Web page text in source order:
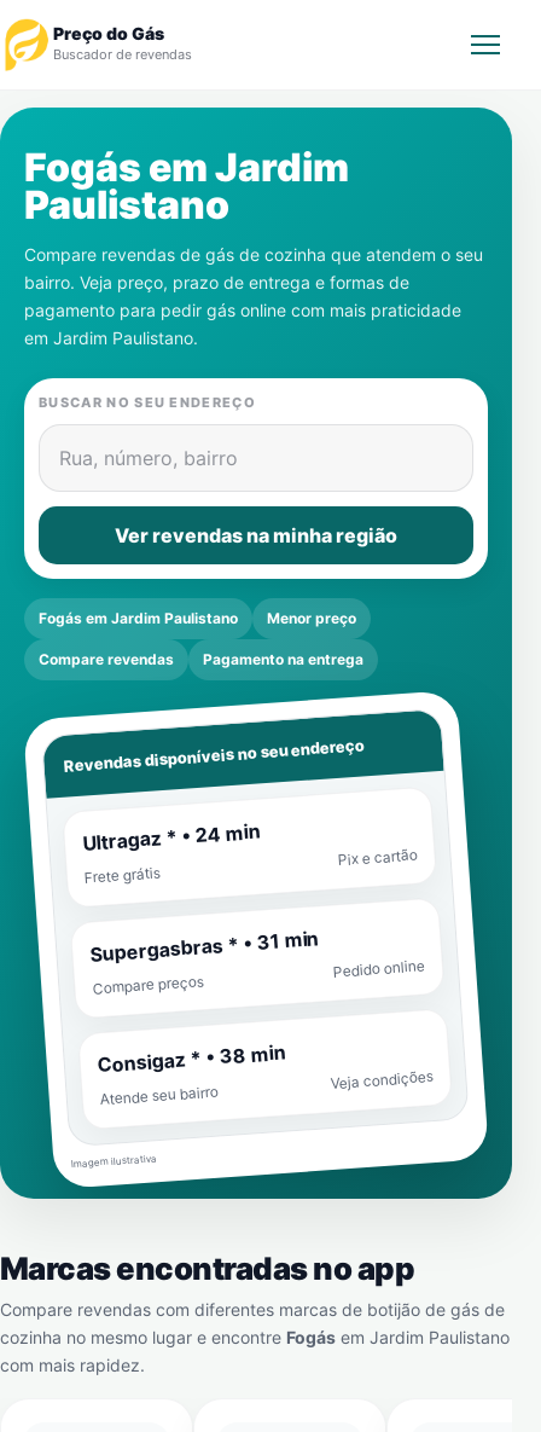
Preço do Gás
Buscador de revendas
Revendedor
Notícias
Cadastre-se
Gás
Contatos
Fogás emJardim
Paulistano
Compare revendas de gás de cozinha que atendem o seu
bairro. Veja preço, prazo de entrega e formas de
pagamento para pedir gás online com mais praticidade
em Jardim Paulistano.
BUSCAR NO SEU ENDEREÇO
Rua, número, bairro
Ver revendas na minha região
Fogás em Jardim Paulistano Menor preço
Compare revendas Pagamento na entrega
Revendas disponíveis no seu endereço
Ultragaz * • 24 min
Frete grátis
Pix e cartão
Supergasbras * • 31 min
Compare preços
Pedido online
Consigaz * • 38 min
Atende seu bairro
Veja condições
Imagem ilustrativa
Marcas encontradas no app
Compare revendas com diferentes marcas de botijão de gás de
cozinha no mesmo lugar e encontre Fogás em Jardim Paulistano
com mais rapidez.